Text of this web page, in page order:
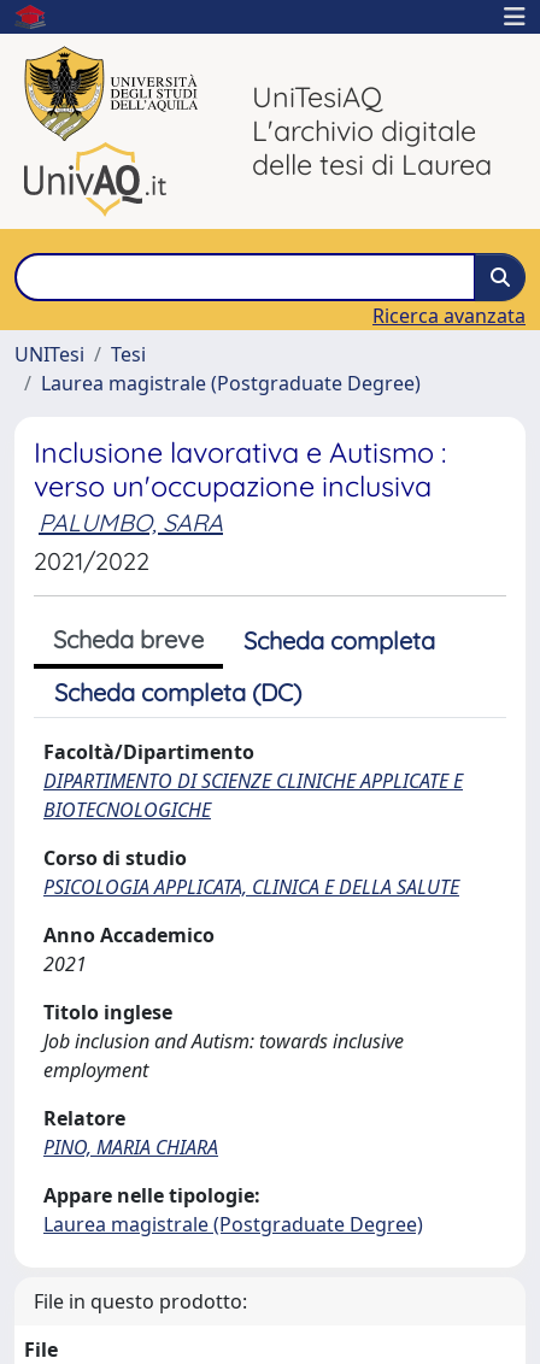
UniTesiAQ
L'archivio digitale
delle tesi di Laurea
Ricerca avanzata
UNITesi
Tesi
Laurea magistrale (Postgraduate Degree)
Inclusione lavorativa e Autismo :
verso un'occupazione inclusiva
PALUMBO, SARA
2021/2022
Scheda breve
Scheda completa
Scheda completa (DC)
Facoltà/Dipartimento
DIPARTIMENTO DI SCIENZE CLINICHE APPLICATE E
BIOTECNOLOGICHE
Corso di studio
PSICOLOGIA APPLICATA, CLINICA E DELLA SALUTE
Anno Accademico
2021
Titolo inglese
Job inclusion and Autism: towards inclusive
employment
Relatore
PINO, MARIA CHIARA
Appare nelle tipologie:
Laurea magistrale (Postgraduate Degree)
File in questo prodotto:
File